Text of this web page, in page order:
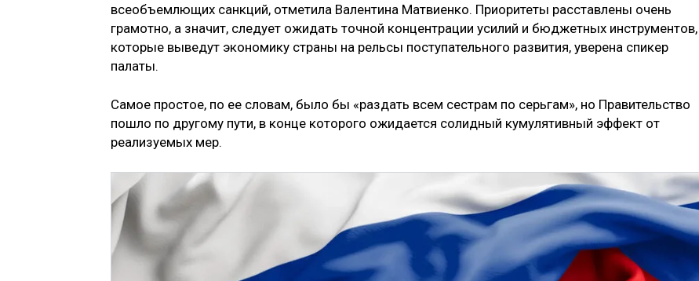
всеобъемлющих санкций, отметила Валентина Матвиенко. Приоритеты расставлены очень
грамотно, а значит, следует ожидать точной концентрации усилий и бюджетных инструментов,
которые выведут экономику страны на рельсы поступательного развития, уверена спикер
палаты.
Самое простое, по ее словам, было бы «раздать всем сестрам по серьгам», но Правительство
пошло по другому пути, в конце которого ожидается солидный кумулятивный эффект от
реализуемых мер.